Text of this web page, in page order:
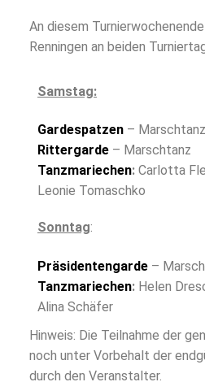
An diesem
Renningen an beiden
Samstag:
Gardespatzen – Marschtanz
Rittergarde – Marschtanz
Tanzmariechen: Carlotta
Leonie Tomaschko
Sonntag:
Präsidentengarde –
Tanzmariechen: Helen
Alina Schäfer
Hinweis: Die Teilnahme der
noch unter Vorbehalt der
durch den Veranstalter.